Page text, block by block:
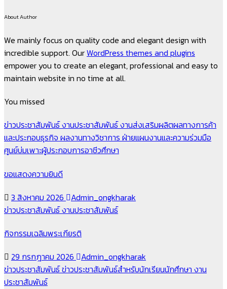
About Author
We mainly focus on quality code and elegant design with
incredible support. OurWordPress themes and plugins
empower you to create an elegant, professional and easy to
maintain website in no time at all.
You missed
ข่าวประชาสัมพันธ์งานประชาสัมพันธ์งานส่งเสริมผลิตผลทางการค้า
และประกอบธุรกิจ ผลงานทางวิชาการ ฝ่ายแผนงานและความร่วมมือ
ศูนย์บ่มเพาะผู้ประกอบการอาชีวศึกษา
ขอแสดงความยินดี
3 สิงหาคม 2026
Admin_ongkharak
ข่าวประชาสัมพันธ์งานประชาสัมพันธ์
กิจกรรมเฉลิมพระเกียรติ
29 กรกฎาคม 2026
Admin_ongkharak
ข่าวประชาสัมพันธ์ข่าวประชาสัมพันธ์สำหรับนักเรียนนักศึกษา งาน
ประชาสัมพันธ์